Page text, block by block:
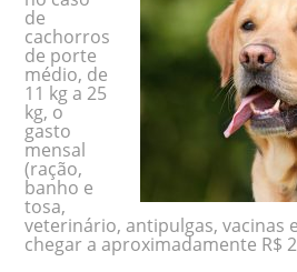
de
cachorros
de porte
médio, de
11 kg a 25
kg, o
gasto
mensal
(ração,
banho e
tosa,
veterinário, antipulgas, vacinas
chegar a aproximadamente R$